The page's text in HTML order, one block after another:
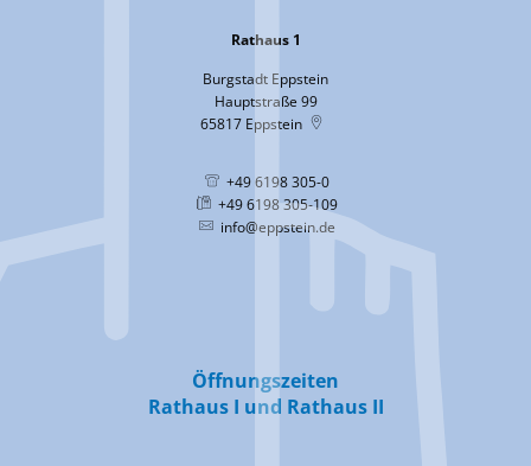
Rathaus 1
Burgstadt Eppstein
Hauptstraße 99
65817 Eppstein
+49 6198 305-0
+49 6198 305-109
info@eppstein.de
Öffnungszeiten
Rathaus I und Rathaus II